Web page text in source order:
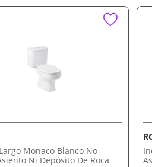
en tienda.
Monaco Blanco No
Ni Depósito De Roca